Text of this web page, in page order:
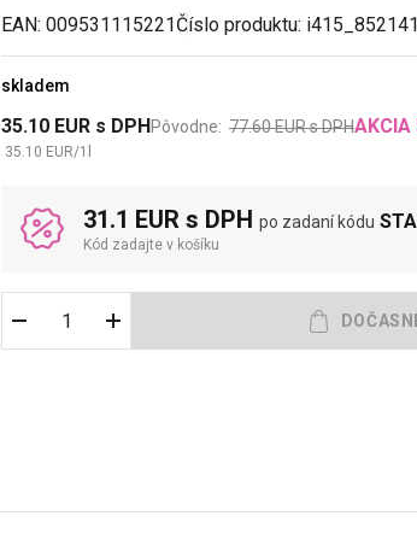
EAN: 009531115221Číslo produktu:
skladem
35.10 EUR s DPH
35.10 EUR/1
Pôvodne: 77.60EURs DPHAKCIA
31.1 EUR s DPH po zadaní kódu
Kód zadajte v košíku